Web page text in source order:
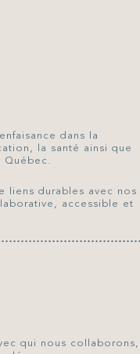
dans la
la santé ainsi que
Québec.
liens durables avec nos
accessible et
qui nous collaborons,